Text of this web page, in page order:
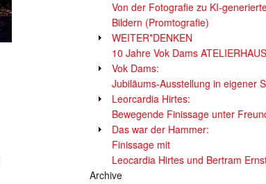
Von der Fotografie zu KI-
Bildern (Promtografie)
WEITER*DENKEN
10 Jahre Vok Dams ATELIERHAUS
Vok Dams:
Jubiläums-Ausstellung in eigener
Leorcardia Hirtes:
Bewegende Finissage unter
Das war der Hammer:
Finissage mit
Leocardia Hirtes und Bertram
Archive